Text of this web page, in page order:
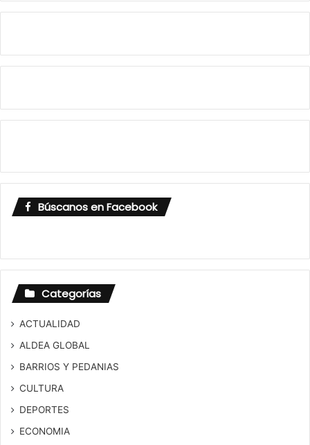
Búscanos en Facebook
Categorías
ACTUALIDAD
ALDEA GLOBAL
BARRIOS Y PEDANIAS
CULTURA
DEPORTES
ECONOMIA